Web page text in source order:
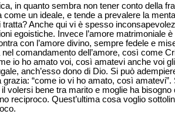
in quanto sembra non tener conto della
come un ideale, e tende a prevalere la
Anche qui vi è spesso
egoistiche. Invece l’amore matrimoniale
con l’amore divino, sempre fedele e
comandamento dell’amore, così come
io ho amato voi, così amatevi anche voi
anch’esso dono di Dio. Si può
“come io vi ho amato, così
volersi bene tra marito e moglie ha
reciproco. Quest’ultima cosa voglio